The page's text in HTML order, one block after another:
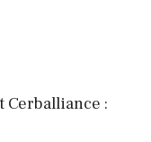
Cerballiance :